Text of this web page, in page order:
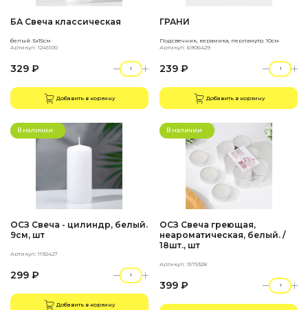
БА Свеча классическая
белый. 5х15см
Артикул: 1245100
329 ₽
Добавить в корзину
ГРАНИ
Подсвечник, керамика, перламутр. 10см
Артикул: 6906429
239 ₽
Добавить в корзину
В наличии
ОСЗ Свеча - цилиндр, белый.
9см, шт
Артикул: 1192427
299 ₽
Добавить в корзину
В наличии
ОСЗ Свеча греющая,
неароматическая, белый. /
18шт., шт
Артикул: 1575328
399 ₽